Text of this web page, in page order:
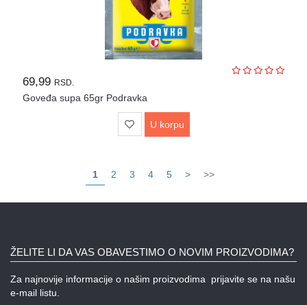
69,99 RSD.
Goveđa supa 65gr Podravka
U korpu
1 2 3 4 5 > >>
ŽELITE LI DA VAS OBAVESTIMO O NOVIM PROIZVODIMA?
Za najnovije informacije o našim proizvodima prijavite se na našu
e-mail listu.